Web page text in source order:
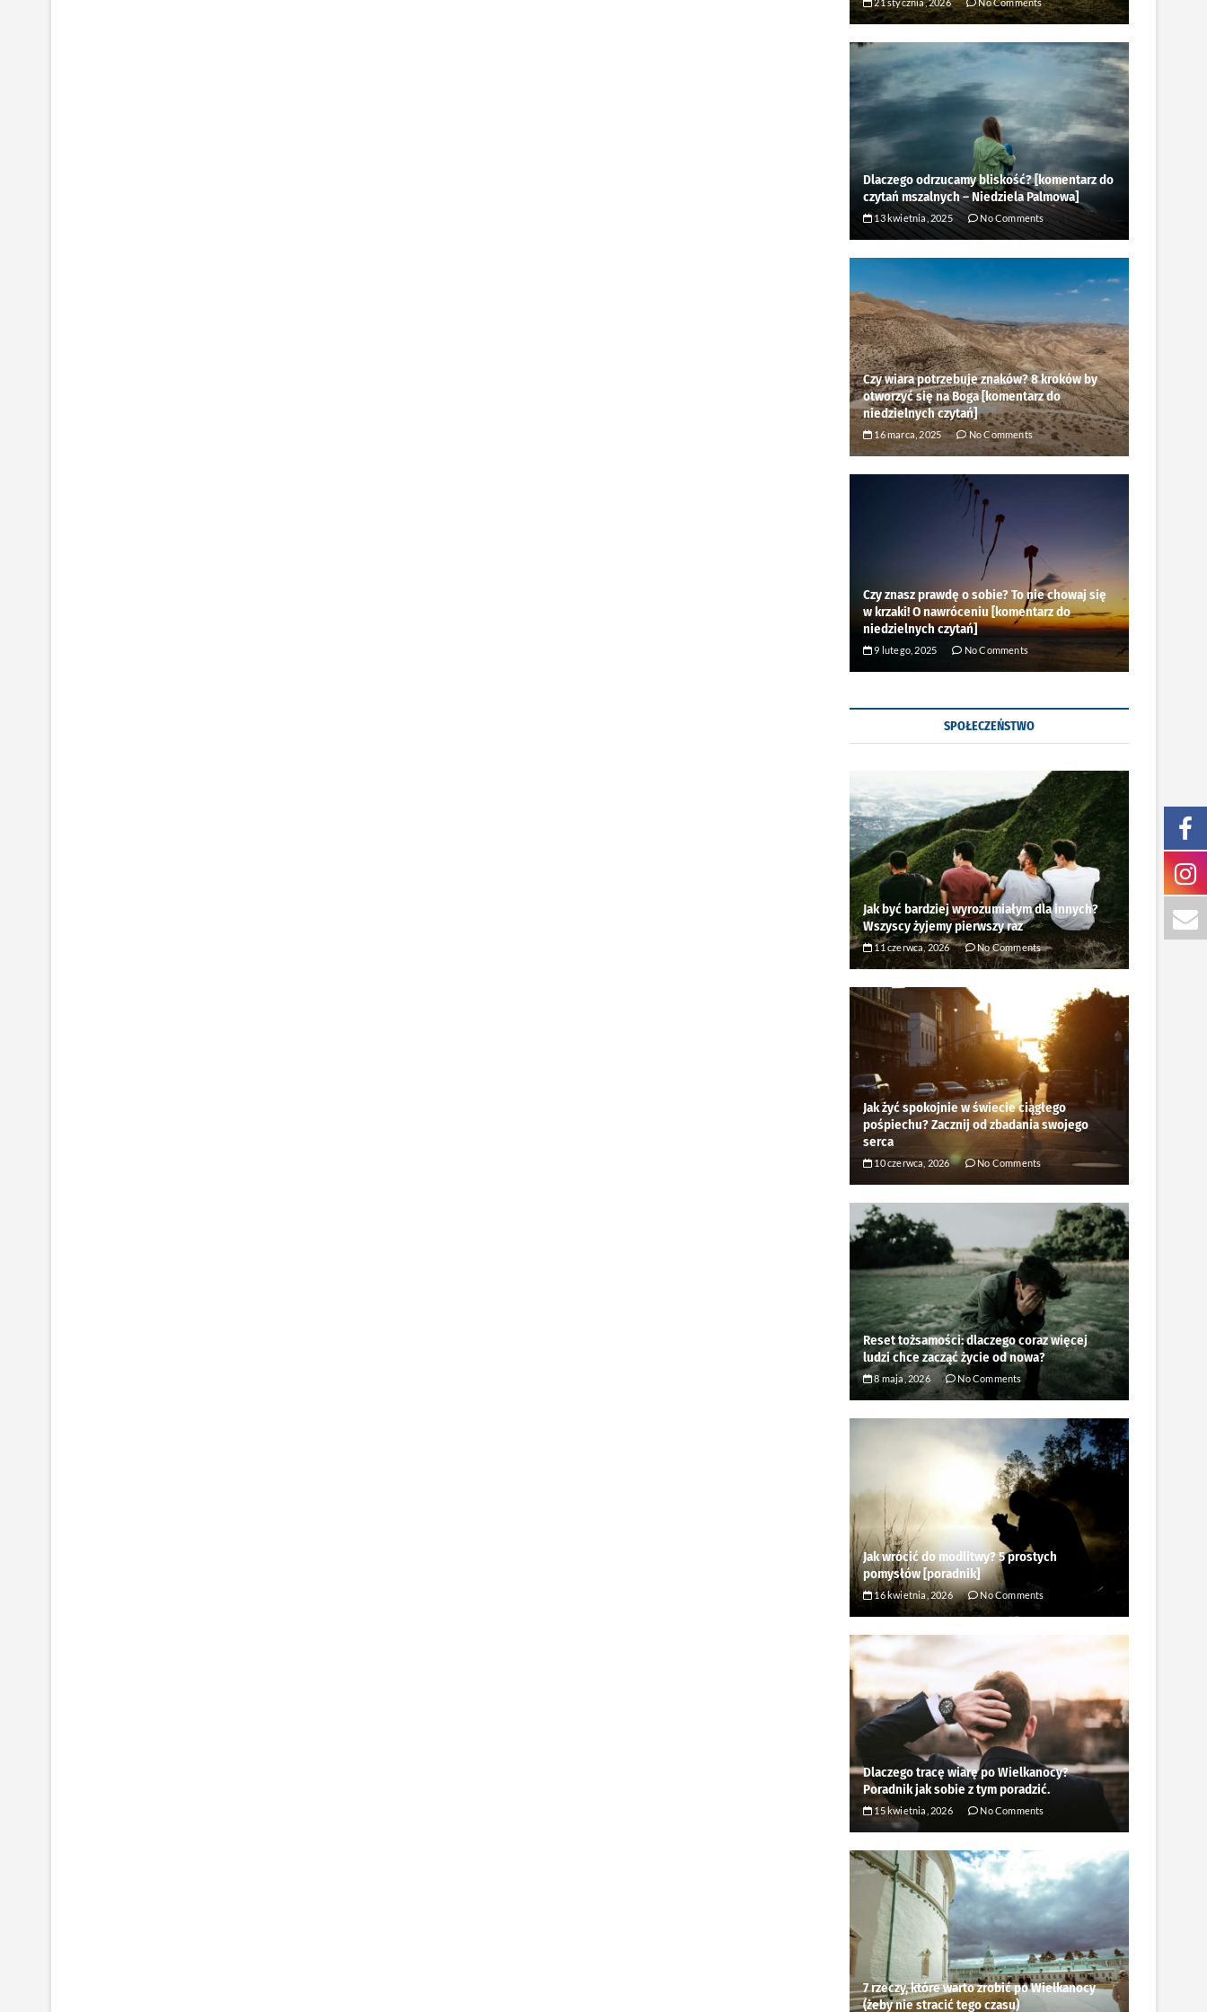
Dlaczego odrzucamy bliskość? [komentarz do
czytań mszalnych – Niedziela Palmowa]
13 kwietnia, 2025 No Comments
Czy wiara potrzebuje znaków? 8 kroków by
otworzyć się na Boga [komentarz do
niedzielnych czytań]
16 marca, 2025 No Comments
Czy znasz prawdę o sobie? To nie chowaj się
w krzaki! O nawróceniu [komentarz do
niedzielnych czytań]
9 lutego, 2025 No Comments
SPOŁECZEŃSTWO
Jak być bardziej wyrozumiałym dla innych?
Wszyscy żyjemy pierwszy raz
11 czerwca, 2026 No Comments
Jak żyć spokojnie w świecie ciągłego
pośpiechu? Zacznij od zbadania swojego
serca
10 czerwca, 2026 No Comments
Reset tożsamości: dlaczego coraz więcej
ludzi chce zacząć życie od nowa?
8 maja, 2026 No Comments
Jak wrócić do modlitwy? 5 prostych
pomysłów [poradnik]
16 kwietnia, 2026 No Comments
Dlaczego tracę wiarę po Wielkanocy?
Poradnik jak sobie z tym poradzić.
15 kwietnia, 2026 No Comments
7 rzeczy, które warto zrobić po Wielkanocy
(żeby nie stracić tego czasu)